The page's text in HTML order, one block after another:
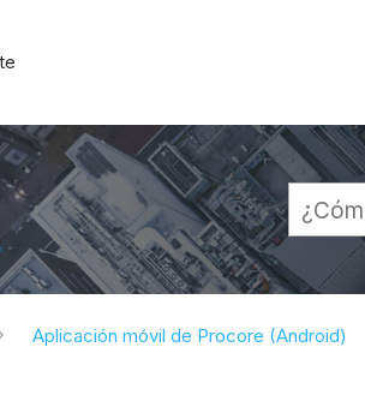
contraer jerarquía
Aplicación móvil de Procore (Android)